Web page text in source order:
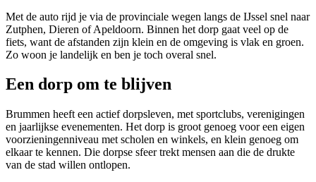
Met de auto rijd je via de provinciale wegen langs de IJssel snel naar
Zutphen, Dieren of Apeldoorn. Binnen het dorp gaat veel op de
fiets, want de afstanden zijn klein en de omgeving is vlak en groen.
Zo woon je landelijk en ben je toch overal snel.
Een dorp om te blijven
Brummen heeft een actief dorpsleven, met sportclubs, verenigingen
en jaarlijkse evenementen. Het dorp is groot genoeg voor een eigen
voorzieningenniveau met scholen en winkels, en klein genoeg om
elkaar te kennen. Die dorpse sfeer trekt mensen aan die de drukte
van de stad willen ontlopen.